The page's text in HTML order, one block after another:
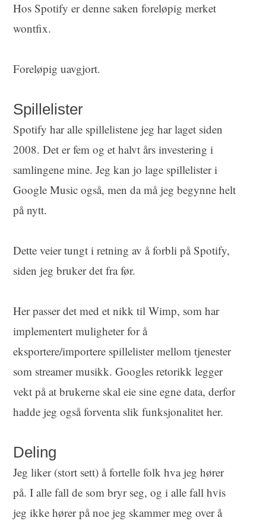
Hos Spotify er denne saken foreløpig merket
wontfix.
Foreløpig uavgjort.
Spillelister
Spotify har alle spillelistene jeg har laget siden
2008. Det er fem og et halvt års investering i
samlingene mine. Jeg kan jo lage spillelister i
Google Music også, men da må jeg begynne helt
på nytt.
Dette veier tungt i retning av å forbli på Spotify,
siden jeg bruker det fra før.
Her passer det med et nikk til Wimp, som har
implementert muligheter for å
eksportere/importere spillelister mellom tjenester
som streamer musikk. Googles retorikk legger
vekt på at brukerne skal eie sine egne data, derfor
hadde jeg også forventa slik funksjonalitet her.
Deling
Jeg liker (stort sett) å fortelle folk hva jeg hører
på. I alle fall de som bryr seg, og i alle fall hvis
jeg ikke hører på noe jeg skammer meg over å